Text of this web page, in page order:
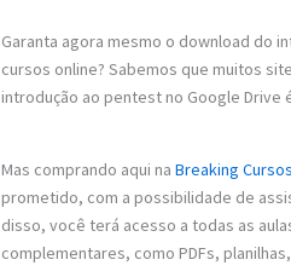
Garanta agora mesmo o download do
cursos online? Sabemos que muitos
introdução ao pentest no Google Drive
Mas comprando aqui na Breaking Cursos
prometido, com a possibilidade de
disso, você terá acesso a todas as
complementares, como PDFs,